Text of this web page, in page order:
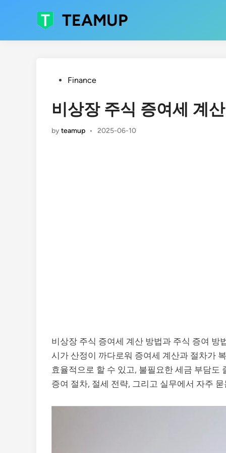
TEAMUP
PostedFinance
비상장 주식 증여세 계
byteamup • 2025-06-10
비상장 주식 증여세 계산 방법과 주식 증여
시가 산정이 까다로워 증여세 계산과 절차가
효율적으로 할 수 있고, 불필요한 세금 부담도
증여 절차, 절세 전략, 그리고 실무에서 자주